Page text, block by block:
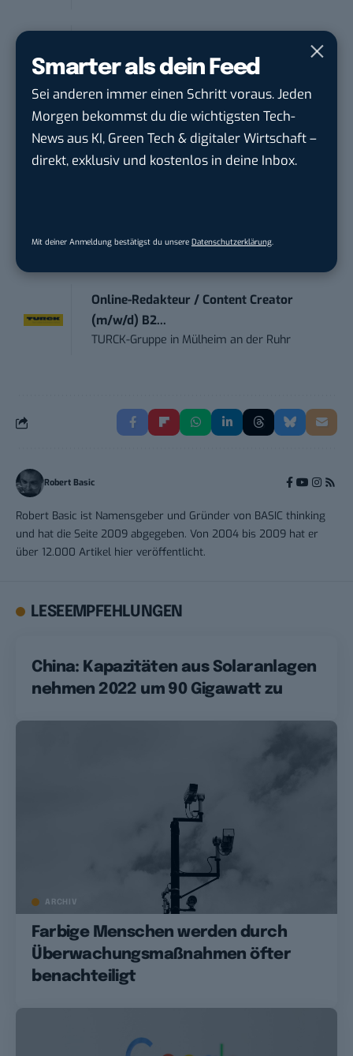
Smarter als dein Feed
Sei anderen immer einen Schritt voraus. Jeden
Morgen bekommst du die wichtigsten Tech-
News aus KI, Green Tech & digitaler Wirtschaft –
direkt, exklusiv und kostenlos in deine Inbox.
Mit deiner Anmeldung bestätigst du unsere Datenschutzerklärung.
Content Marketing Specialist Product &
Te...
Ennepetal
Art Director – UX Design / Adobe CC /
P...
Online-Redakteur / Content Creator
(m/w/d) B2...
TURCK-Gruppe in Mülheim an der Ruhr
Robert Basic
Robert Basic ist Namensgeber und Gründer von BASIC thinking
und hat die Seite 2009 abgegeben. Von 2004 bis 2009 hat er
über 12.000 Artikel hier veröffentlicht.
LESEEMPFEHLUNGEN
China: Kapazitäten aus Solaranlagen
nehmen 2022 um 90 Gigawatt zu
ARCHIV
Farbige Menschen werden durch
Überwachungsmaßnahmen öfter
benachteiligt